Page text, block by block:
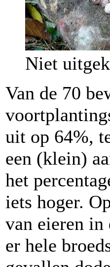
Niet
Van de 70
uit op 64%,
een (klein)
het
iets hoger.
van eieren in
er hele